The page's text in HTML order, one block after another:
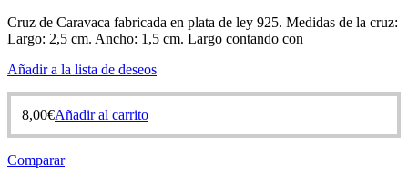
Cruz de Caravaca fabricada en plata de ley 925. Medidas de la cruz:
Largo: 2,5 cm. Ancho: 1,5 cm. Largo contando con
Añadir a la lista de deseos
8,00€Añadir al carrito
Comparar